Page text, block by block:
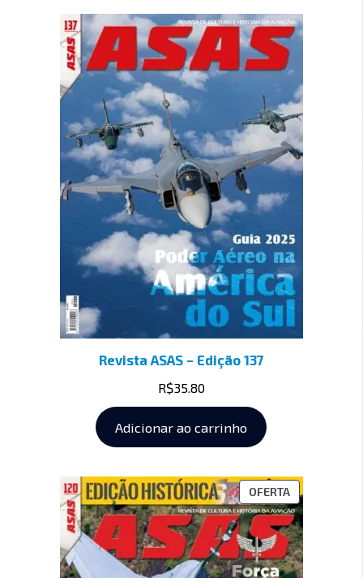
Revista ASAS – Edição 137
R$35.80
Adicionar ao carrinho
OFERTA